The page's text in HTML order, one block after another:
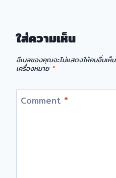
ใส่ความเห็น
อีเมลของคุณจะไม่แสดงให้คนอื่นเห็น
เครื่องหมาย *
Comment *